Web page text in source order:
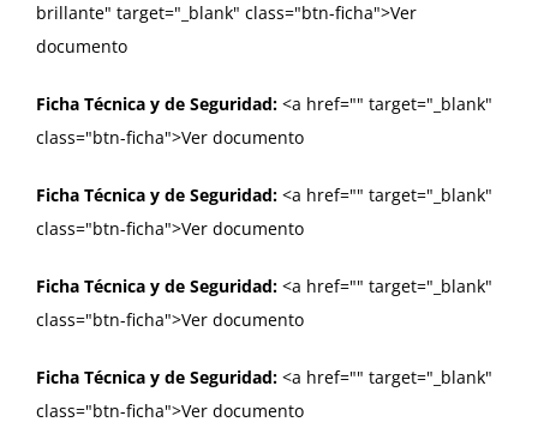
brillante" target="_blank" class="btn-ficha">Ver
documento
Ficha Técnica y de Seguridad: <a href="" target="_blank"
class="btn-ficha">Ver documento
Ficha Técnica y de Seguridad: <a href="" target="_blank"
class="btn-ficha">Ver documento
Ficha Técnica y de Seguridad: <a href="" target="_blank"
class="btn-ficha">Ver documento
Ficha Técnica y de Seguridad: <a href="" target="_blank"
class="btn-ficha">Ver documento